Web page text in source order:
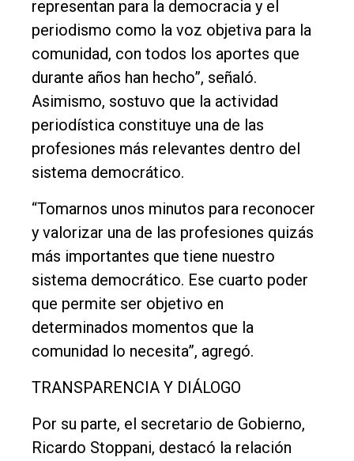
representan para la democracia y el
periodismo como la voz objetiva para la
comunidad, con todos los aportes que
durante años han hecho”, señaló.
Asimismo, sostuvo que la actividad
periodística constituye una de las
profesiones más relevantes dentro del
sistema democrático.
“Tomarnos unos minutos para reconocer
y valorizar una de las profesiones quizás
más importantes que tiene nuestro
sistema democrático. Ese cuarto poder
que permite ser objetivo en
determinados momentos que la
comunidad lo necesita”, agregó.
TRANSPARENCIA Y DIÁLOGO
Por su parte, el secretario de Gobierno,
Ricardo Stoppani, destacó la relación